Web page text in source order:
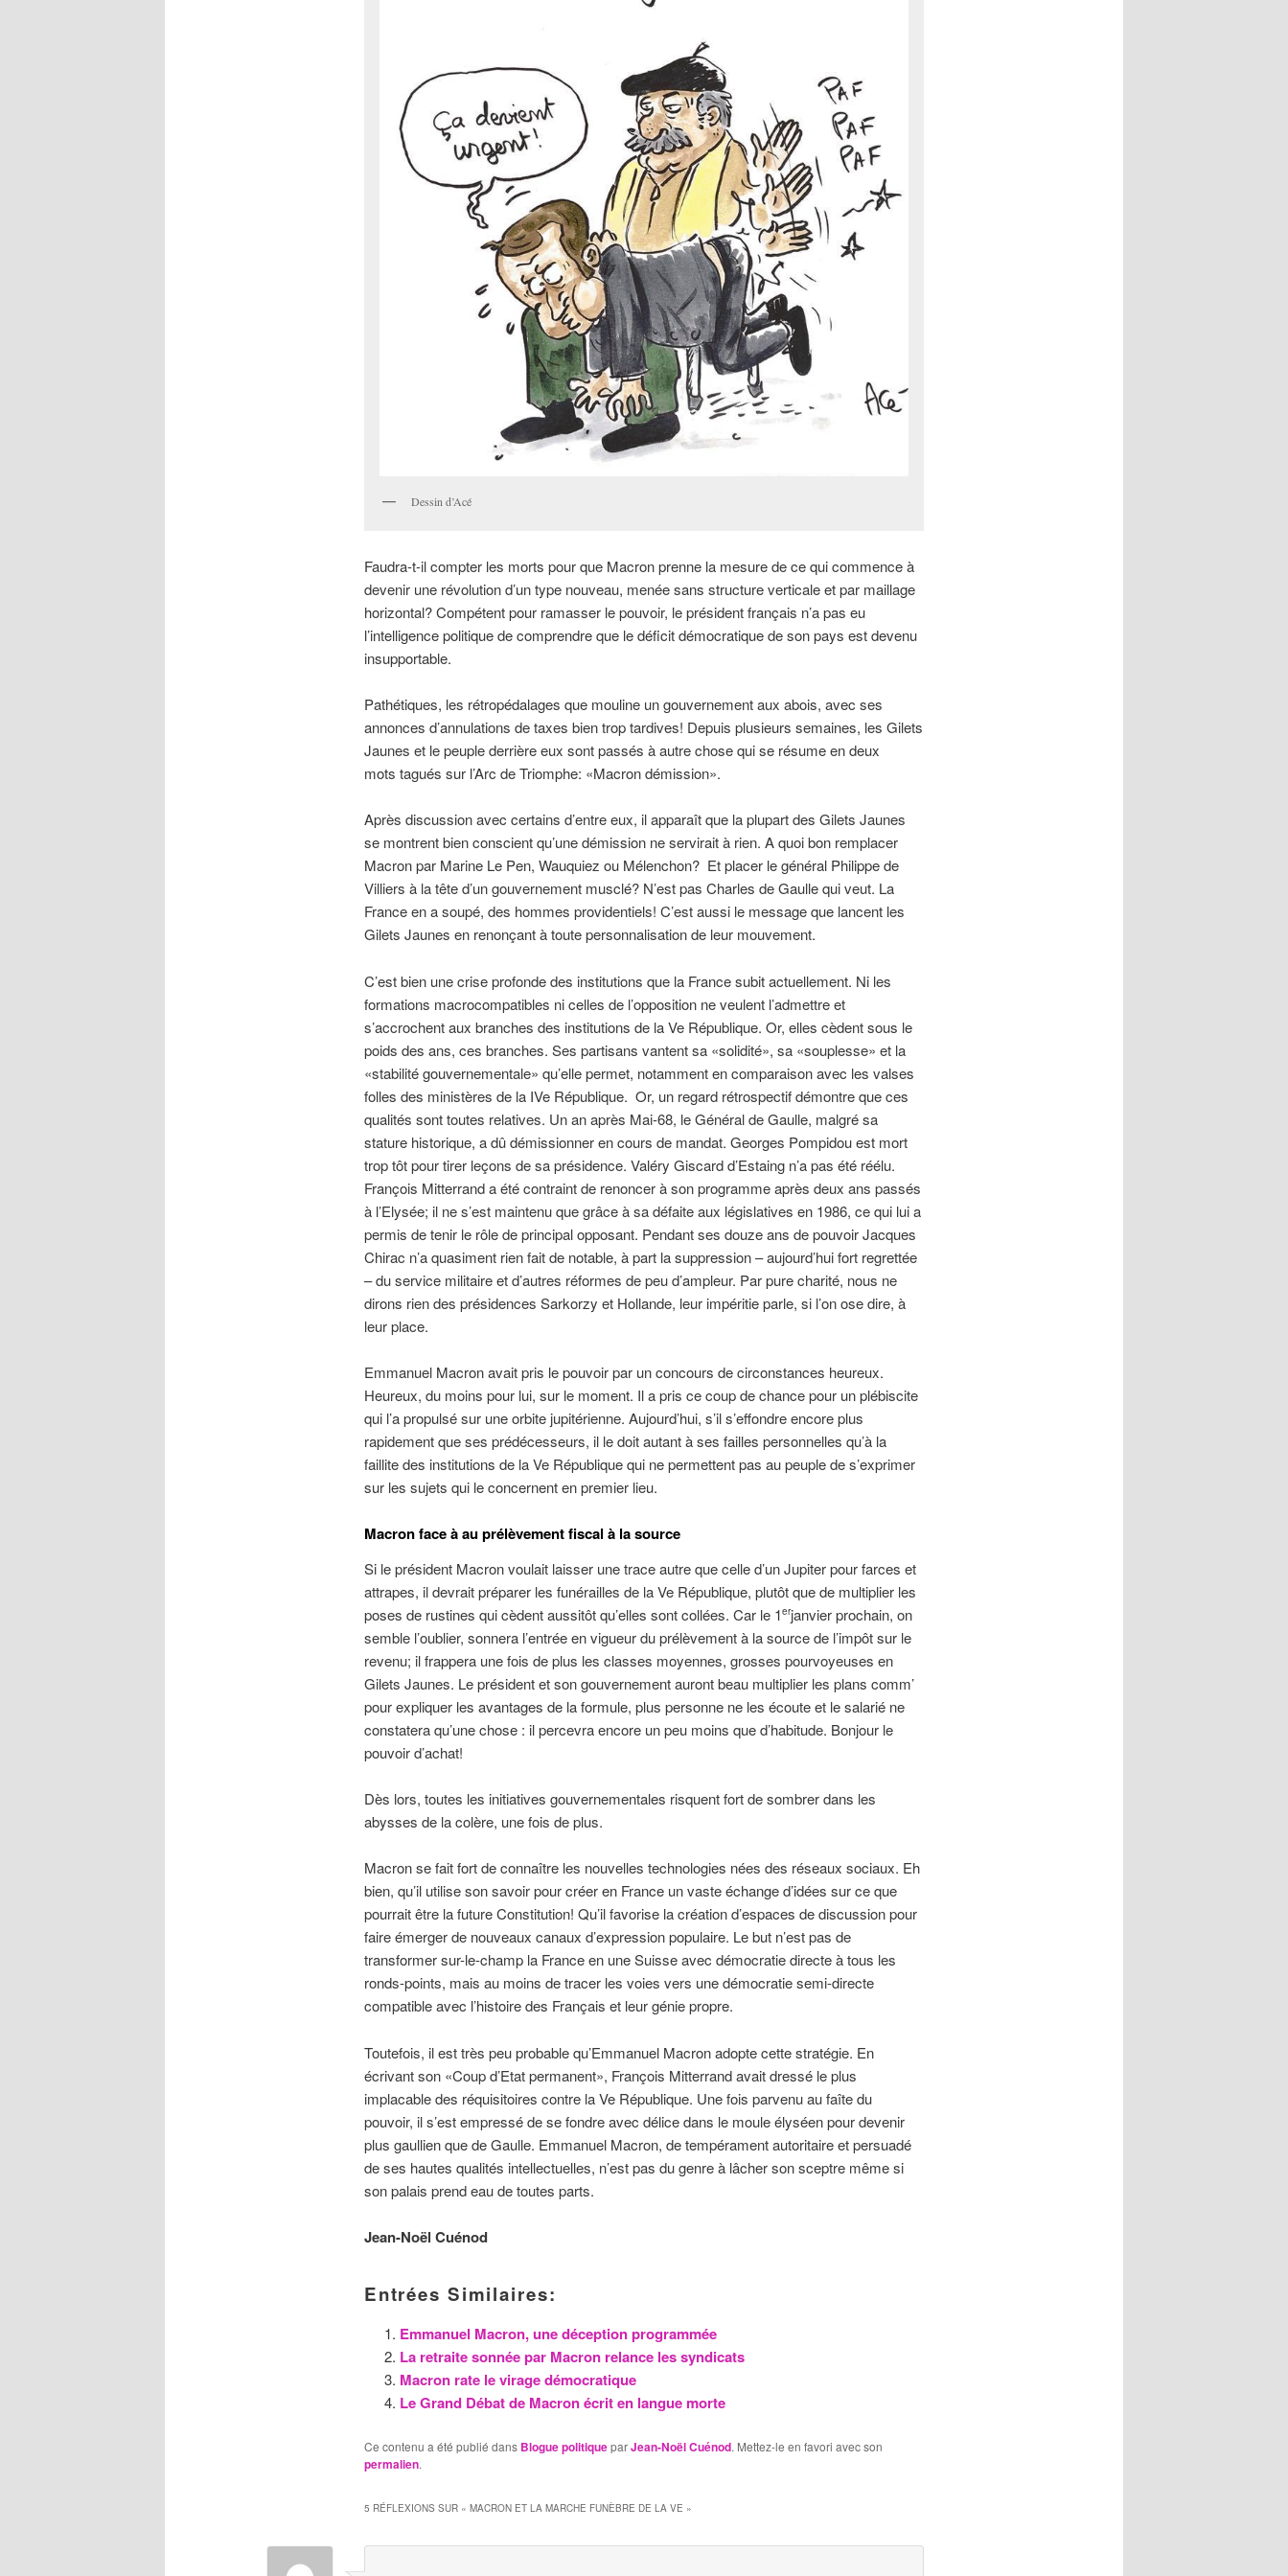
Dessin d’Acé
Faudra-t-il compter les morts pour que Macron prenne la mesure de ce qui commence à
devenir une révolution d’un type nouveau, menée sans structure verticale et par maillage
horizontal? Compétent pour ramasser le pouvoir, le président français n’a pas eu
l’intelligence politique de comprendre que le déficit démocratique de son pays est devenu
insupportable.
Pathétiques, les rétropédalages que mouline un gouvernement aux abois, avec ses
annonces d’annulations de taxes bien trop tardives! Depuis plusieurs semaines, les Gilets
Jaunes et le peuple derrière eux sont passés à autre chose qui se résume en deux
mots tagués sur l’Arc de Triomphe: «Macron démission».
Après discussion avec certains d’entre eux, il apparaît que la plupart des Gilets Jaunes
se montrent bien conscient qu’une démission ne servirait à rien. A quoi bon remplacer
Macron par Marine Le Pen, Wauquiez ou Mélenchon? Et placer le général Philippe de
Villiers à la tête d’un gouvernement musclé? N’est pas Charles de Gaulle qui veut. La
France en a soupé, des hommes providentiels! C’est aussi le message que lancent les
Gilets Jaunes en renonçant à toute personnalisation de leur mouvement.
C’est bien une crise profonde des institutions que la France subit actuellement. Ni les
formations macrocompatibles ni celles de l’opposition ne veulent l’admettre et
s’accrochent aux branches des institutions de la Ve République. Or, elles cèdent sous le
poids des ans, ces branches. Ses partisans vantent sa «solidité», sa «souplesse» et la
«stabilité gouvernementale» qu’elle permet, notamment en comparaison avec les valses
folles des ministères de la IVe République. Or, un regard rétrospectif démontre que ces
qualités sont toutes relatives. Un an après Mai-68, le Général de Gaulle, malgré sa
stature historique, a dû démissionner en cours de mandat. Georges Pompidou est mort
trop tôt pour tirer leçons de sa présidence. Valéry Giscard d’Estaing n’a pas été réélu.
François Mitterrand a été contraint de renoncer à son programme après deux ans passés
à l’Elysée; il ne s’est maintenu que grâce à sa défaite aux législatives en 1986, ce qui lui a
permis de tenir le rôle de principal opposant. Pendant ses douze ans de pouvoir Jacques
Chirac n’a quasiment rien fait de notable, à part la suppression – aujourd’hui fort regrettée
– du service militaire et d’autres réformes de peu d’ampleur. Par pure charité, nous ne
dirons rien des présidences Sarkorzy et Hollande, leur impéritie parle, si l’on ose dire, à
leur place.
Emmanuel Macron avait pris le pouvoir par un concours de circonstances heureux.
Heureux, du moins pour lui, sur le moment. Il a pris ce coup de chance pour un plébiscite
qui l’a propulsé sur une orbite jupitérienne. Aujourd’hui, s’il s’effondre encore plus
rapidement que ses prédécesseurs, il le doit autant à ses failles personnelles qu’à la
faillite des institutions de la Ve République qui ne permettent pas au peuple de s’exprimer
sur les sujets qui le concernent en premier lieu.
Macron face à au prélèvement fiscal à la source
Si le président Macron voulait laisser une trace autre que celle d’un Jupiter pour farces et
attrapes, il devrait préparer les funérailles de la Ve République, plutôt que de multiplier les
poses de rustines qui cèdent aussitôt qu’elles sont collées. Car le 1erjanvier prochain, on
semble l’oublier, sonnera l’entrée en vigueur du prélèvement à la source de l’impôt sur le
revenu; il frappera une fois de plus les classes moyennes, grosses pourvoyeuses en
Gilets Jaunes. Le président et son gouvernement auront beau multiplier les plans comm’
pour expliquer les avantages de la formule, plus personne ne les écoute et le salarié ne
constatera qu’une chose : il percevra encore un peu moins que d’habitude. Bonjour le
pouvoir d’achat!
Dès lors, toutes les initiatives gouvernementales risquent fort de sombrer dans les
abysses de la colère, une fois de plus.
Macron se fait fort de connaître les nouvelles technologies nées des réseaux sociaux. Eh
bien, qu’il utilise son savoir pour créer en France un vaste échange d’idées sur ce que
pourrait être la future Constitution! Qu’il favorise la création d’espaces de discussion pour
faire émerger de nouveaux canaux d’expression populaire. Le but n’est pas de
transformer sur-le-champ la France en une Suisse avec démocratie directe à tous les
ronds-points, mais au moins de tracer les voies vers une démocratie semi-directe
compatible avec l’histoire des Français et leur génie propre.
Toutefois, il est très peu probable qu’Emmanuel Macron adopte cette stratégie. En
écrivant son «Coup d’Etat permanent», François Mitterrand avait dressé le plus
implacable des réquisitoires contre la Ve République. Une fois parvenu au faîte du
pouvoir, il s’est empressé de se fondre avec délice dans le moule élyséen pour devenir
plus gaullien que de Gaulle. Emmanuel Macron, de tempérament autoritaire et persuadé
de ses hautes qualités intellectuelles, n’est pas du genre à lâcher son sceptre même si
son palais prend eau de toutes parts.
Jean-Noël Cuénod
Entrées Similaires:
Emmanuel Macron, une déception programmée
La retraite sonnée par Macron relance les syndicats
Macron rate le virage démocratique
Le Grand Débat de Macron écrit en langue morte
Ce contenu a été publié dans Blogue politiqueparJean-Noël Cuénod. Mettez-le en favori avec son
permalien.
5 RÉFLEXIONS SUR « MACRON ET LA MARCHE FUNÈBRE DE LA VE »